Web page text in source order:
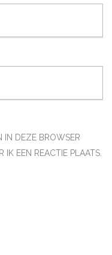
IN DEZE BROWSER
EEN REACTIE PLAATS.